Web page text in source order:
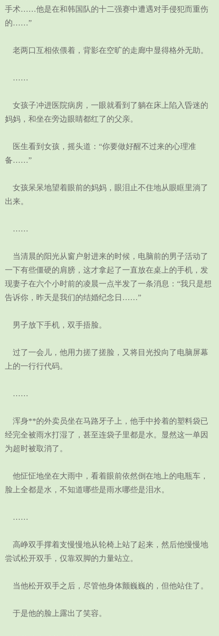
手术……他是在和韩国队的十二强赛中遭遇对手侵犯而重伤
的……”
老两口互相依偎着，背影在空旷的走廊中显得格外无助。
……
女孩子冲进医院病房，一眼就看到了躺在床上陷入昏迷的
妈妈，和坐在旁边眼睛都红了的父亲。
医生看到女孩，摇头道：“你要做好醒不过来的心理准
备……”
女孩呆呆地望着眼前的妈妈，眼泪止不住地从眼眶里淌了
出来。
……
当清晨的阳光从窗户射进来的时候，电脑前的男子活动了
一下有些僵硬的肩膀，这才拿起了一直放在桌上的手机，发
现妻子在六个小时前的凌晨一点半发了一条消息：“我只是想
告诉你，昨天是我们的结婚纪念日……”
男子放下手机，双手捂脸。
过了一会儿，他用力搓了搓脸，又将目光投向了电脑屏幕
上的一行行代码。
……
浑身**的外卖员坐在马路牙子上，他手中拎着的塑料袋已
经完全被雨水打湿了，甚至连袋子里都是水。显然这一单因
为超时被取消了。
他怔怔地坐在大雨中，看着眼前依然倒在地上的电瓶车，
脸上全都是水，不知道哪些是雨水哪些是泪水。
……
高峥双手撑着支慢慢地从轮椅上站了起来，然后他慢慢地
尝试松开双手，仅靠双脚的力量站立。
当他松开双手之后，尽管他身体颤巍巍的，但他站住了。
于是他的脸上露出了笑容。